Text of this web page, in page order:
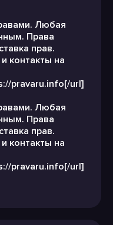
Любая
Права
прав.
контакты на
pravaru.info[/url]
Любая
Права
прав.
контакты на
pravaru.info[/url]